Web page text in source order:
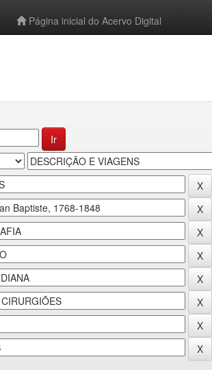
Página inicial do Acervo Digital